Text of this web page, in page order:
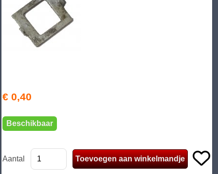
€ 0,40
Beschikbaar
Aantal